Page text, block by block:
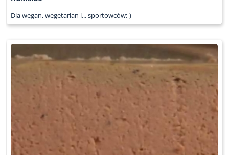
Dla wegan, wegetarian i... sportowców;-)